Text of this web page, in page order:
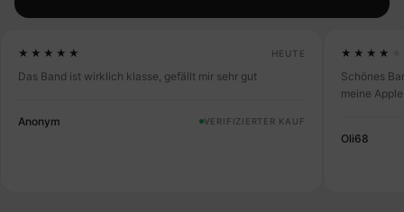
★★★★★ HEUTE
Das Band ist wirklich klasse, gefällt mir sehr gut
Anonym VERIFIZIERTER KAUF
★★★★
Schönes
meine
Oli68